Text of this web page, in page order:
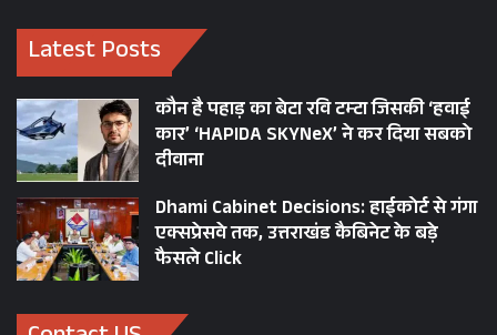
Latest Posts
कौन है पहाड़ का बेटा रवि टम्टा जिसकी ‘हवाई
कार’ ‘HAPIDA SKYNeX’ ने कर दिया सबको
दीवाना
Dhami Cabinet Decisions: हाईकोर्ट से गंगा
एक्सप्रेसवे तक, उत्तराखंड कैबिनेट के बड़े
फैसले Click